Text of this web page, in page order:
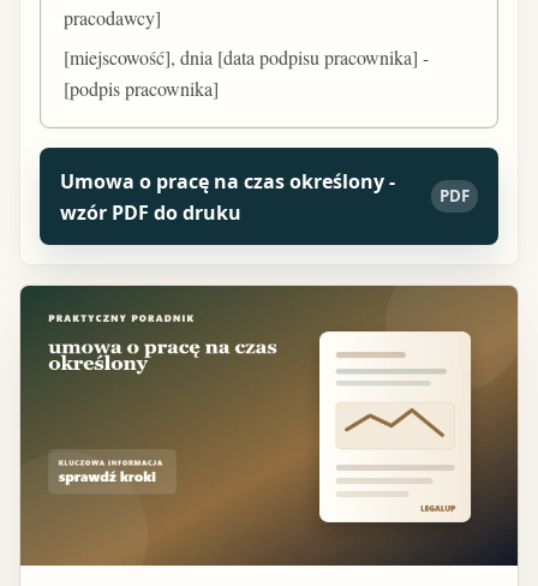
pracodawcy]
[miejscowość], dnia [data podpisu pracownika] -
[podpis pracownika]
Umowa o pracę na czas określony -
wzór PDF do druku
PDF